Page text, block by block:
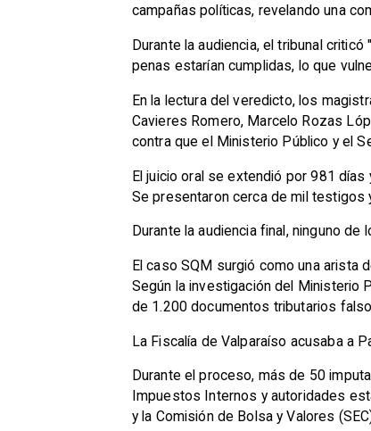
campañas políticas, revelando una
Durante la audiencia, el tribunal
penas estarían cumplidas, lo que
En la lectura del veredicto, los
Cavieres Romero, Marcelo Rozas
contra que el Ministerio Público y el
El juicio oral se extendió por 981
Se presentaron cerca de mil testigos
Durante la audiencia final, ninguno
El caso SQM surgió como una arista
Según la investigación del Ministerio
de 1.200 documentos tributarios
La Fiscalía de Valparaíso acusaba a
Durante el proceso, más de 50
Impuestos Internos y autoridades
y la Comisión de Bolsa y Valores